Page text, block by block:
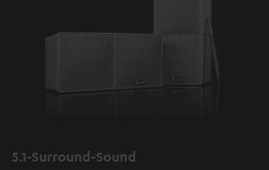
5.1-Surround-Sound